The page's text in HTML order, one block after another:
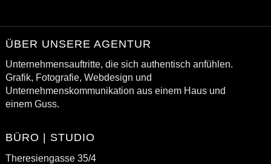
ÜBER UNSERE AGENTUR
Unternehmensauftritte, die sich authentisch anfühlen.
Grafik, Fotografie, Webdesign und
Unternehmenskommunikation aus einem Haus und
einem Guss.
BÜRO | STUDIO
Theresiengasse 35/4